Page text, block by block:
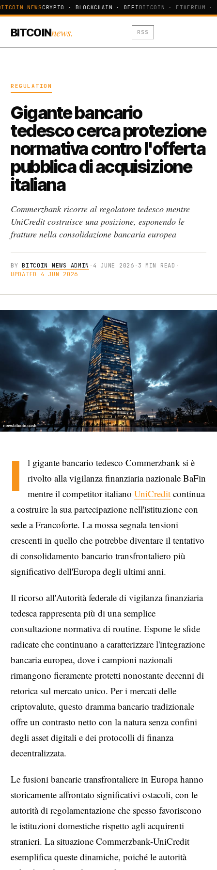
NEWSCRYPTO · BLOCKCHAIN · DEFIBITCOIN · ETHEREUM ·
BITCOINnews. RSS
REGULATION
Gigante bancario
tedesco cerca protezione
normativa contro l'offerta
pubblica di acquisizione
italiana
Commerzbank ricorre al regolatore tedesco mentre
UniCredit costruisce una posizione, esponendo le
fratture nella consolidazione bancaria europea
BYBITCOIN NEWS ADMIN · 4 JUNE 2026 · 3 MIN READ ·
UPDATED 4 JUN 2026
I
l gigante bancario tedesco Commerzbank si è
rivolto alla vigilanza finanziaria nazionale BaFin
mentre il competitor italiano UniCredit continua
a costruire la sua partecipazione nell'istituzione con
sede a Francoforte. La mossa segnala tensioni
crescenti in quello che potrebbe diventare il tentativo
di consolidamento bancario transfrontaliero più
significativo dell'Europa degli ultimi anni.
Il ricorso all'Autorità federale di vigilanza finanziaria
tedesca rappresenta più di una semplice
consultazione normativa di routine. Espone le sfide
radicate che continuano a caratterizzare l'integrazione
bancaria europea, dove i campioni nazionali
rimangono fieramente protetti nonostante decenni di
retorica sul mercato unico. Per i mercati delle
criptovalute, questo dramma bancario tradizionale
offre un contrasto netto con la natura senza confini
degli asset digitali e dei protocolli di finanza
decentralizzata.
Le fusioni bancarie transfrontaliere in Europa hanno
storicamente affrontato significativi ostacoli, con le
autorità di regolamentazione che spesso favoriscono
le istituzioni domestiche rispetto agli acquirenti
stranieri. La situazione Commerzbank-UniCredit
esemplifica queste dinamiche, poiché le autorità